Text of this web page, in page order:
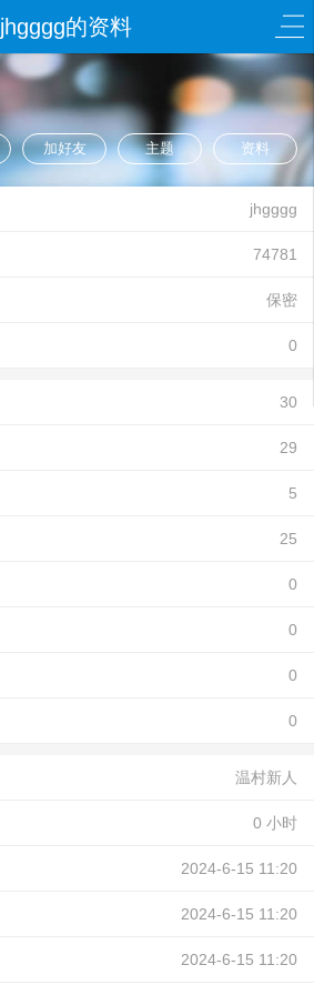
jhgggg的资料
加好友 主题 资料
jhgggg
74781
保密
0
30
29
5
25
0
0
0
0
温村新人
0 小时
2024-6-15 11:20
2024-6-15 11:20
2024-6-15 11:20